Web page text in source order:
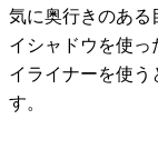
気に奥行きのある
イシャドウを使っ
イライナーを使
す。